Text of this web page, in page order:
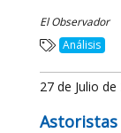
El Observador
Análisis
27 de Julio de